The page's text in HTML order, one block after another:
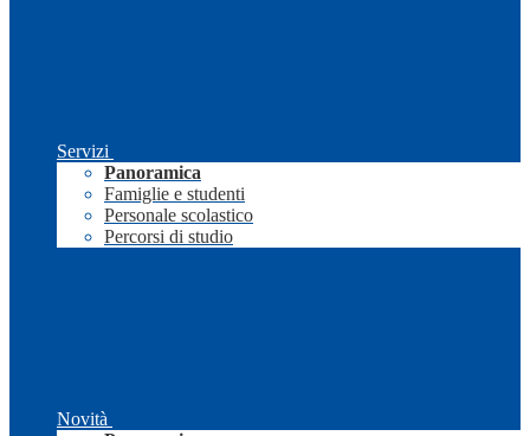
Servizi
Panoramica
Famiglie e studenti
Personale scolastico
Percorsi di studio
Novità